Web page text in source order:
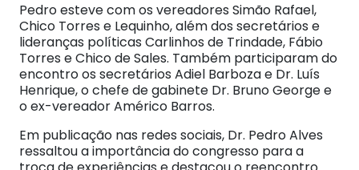
Pedro esteve com os vereadores Simão Rafael,
Chico Torres e Lequinho, além dos secretários e
lideranças políticas Carlinhos de Trindade, Fábio
Torres e Chico de Sales. Também participaram do
encontro os secretários Adiel Barboza e Dr. Luís
Henrique, o chefe de gabinete Dr. Bruno George e
o ex-vereador Américo Barros.
Em publicação nas redes sociais, Dr. Pedro Alves
ressaltou a importância do congresso para a